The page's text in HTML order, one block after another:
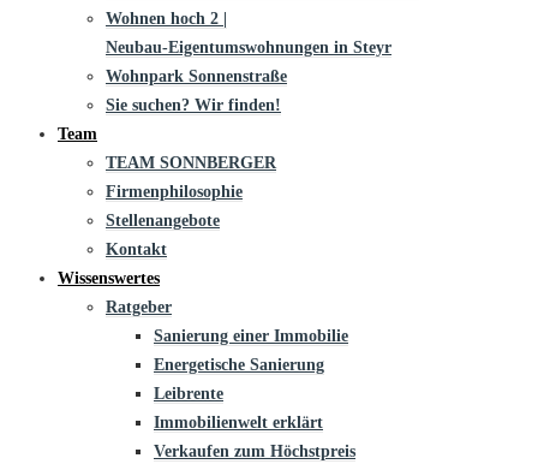
Wohnen hoch 2 |
Neubau-Eigentumswohnungen in Steyr
Wohnpark Sonnenstraße
Sie suchen? Wir finden!
Team
TEAM SONNBERGER
Firmenphilosophie
Stellenangebote
Kontakt
Wissenswertes
Ratgeber
Sanierung einer Immobilie
Energetische Sanierung
Leibrente
Immobilienwelt erklärt
Verkaufen zum Höchstpreis